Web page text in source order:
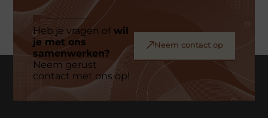
Heb je vragen ofwil
je met ons
samenwerken?
Neem gerust
contact met ons op!
Neem contact op